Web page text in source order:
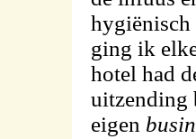
hygiënisch
ging ik
hotel had
uitzending
eigen